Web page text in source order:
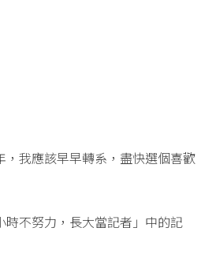
我應該早早轉系，盡快選個喜歡
不努力，長大當記者」中的記